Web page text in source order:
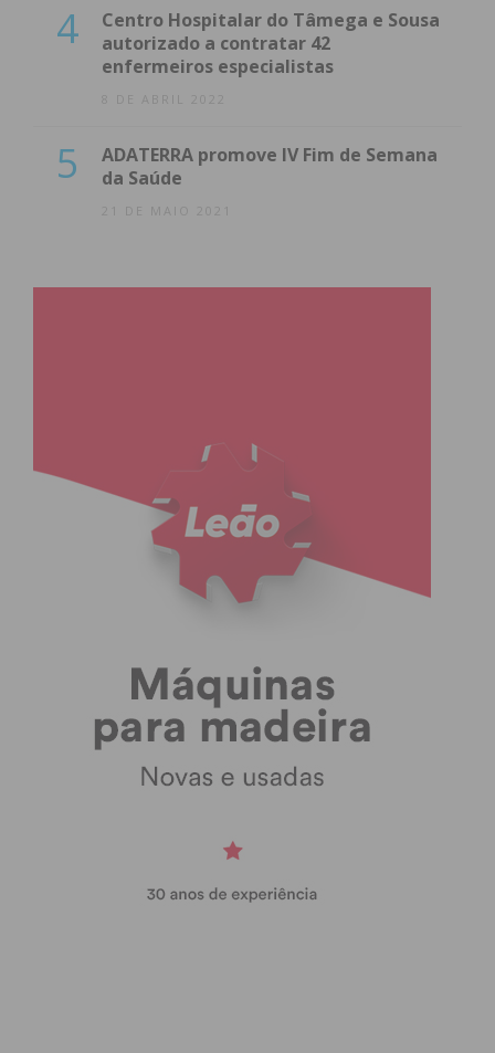
4
Centro Hospitalar do Tâmega e Sousa
autorizado a contratar 42
enfermeiros especialistas
8 DE ABRIL 2022
5
ADATERRA promove IV Fim de Semana
da Saúde
21 DE MAIO 2021